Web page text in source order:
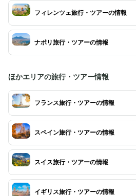
フィレンツェ旅行・ツアーの情報
ナポリ旅行・ツアーの情報
ほかエリアの旅行・ツアー情報
フランス旅行・ツアーの情報
スペイン旅行・ツアーの情報
スイス旅行・ツアーの情報
イギリス旅行・ツアーの情報